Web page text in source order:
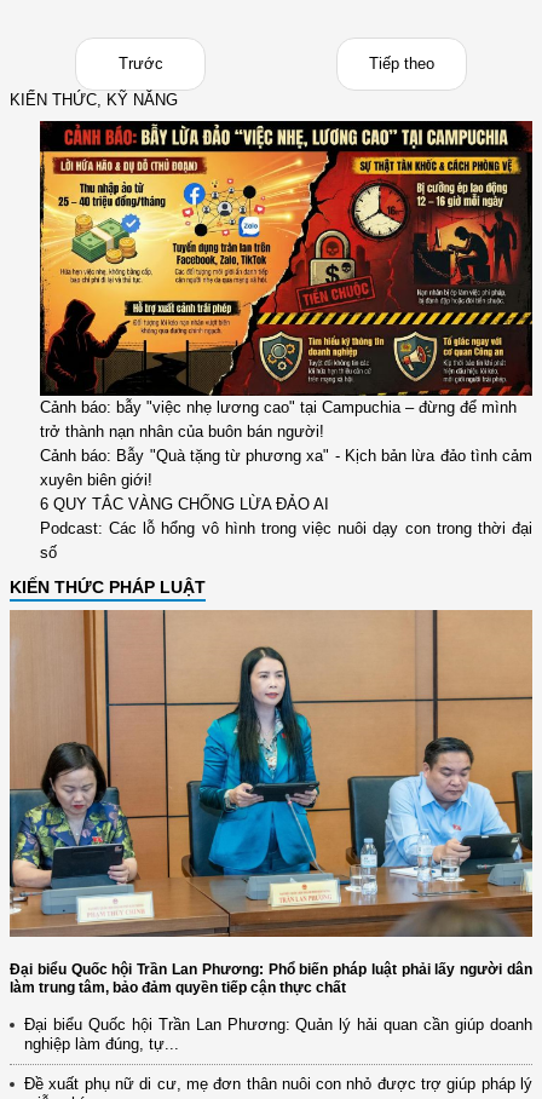
Trước
Tiếp theo
KIẾN THỨC, KỸ NĂNG
Cảnh báo: bẫy "việc nhẹ lương cao" tại Campuchia – đừng để mình
trở thành nạn nhân của buôn bán người!
Cảnh báo: Bẫy "Quà tặng từ phương xa" - Kịch bản lừa đảo tình cảm
xuyên biên giới!
6 QUY TẮC VÀNG CHỐNG LỪA ĐẢO AI
Podcast: Các lỗ hổng vô hình trong việc nuôi dạy con trong thời đại
số
KIẾN THỨC PHÁP LUẬT
Đại biểu Quốc hội Trần Lan Phương: Phổ biến pháp luật phải lấy người dân
làm trung tâm, bảo đảm quyền tiếp cận thực chất
Đại biểu Quốc hội Trần Lan Phương: Quản lý hải quan cần giúp doanh
nghiệp làm đúng, tự...
Đề xuất phụ nữ di cư, mẹ đơn thân nuôi con nhỏ được trợ giúp pháp lý